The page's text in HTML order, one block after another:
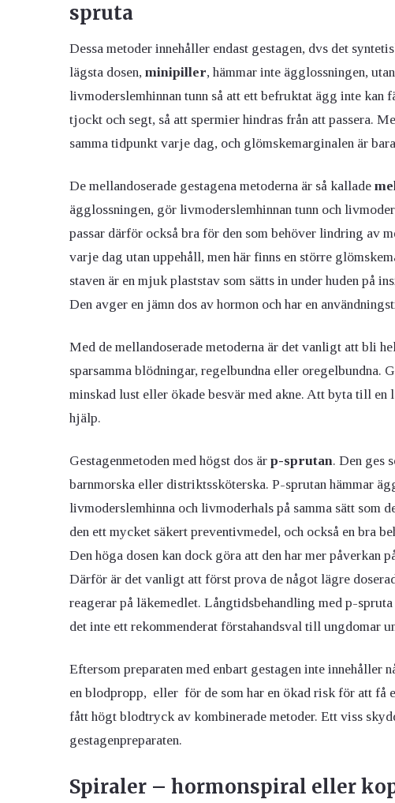
spruta
Dessa metoder innehåller endast gestagen, dvs det
lägsta dosen, minipiller, hämmar inte ägglossningen,
livmoderslemhinnan tunn så att ett befruktat ägg inte
tjockt och segt, så att spermier hindras från att passera.
samma tidpunkt varje dag, och glömskemarginalen är
De mellandoserade gestagena metoderna är så kallade
ägglossningen, gör livmoderslemhinnan tunn och
passar därför också bra för den som behöver lindring av
varje dag utan uppehåll, men här finns en större
staven är en mjuk plaststav som sätts in under huden på
Den avger en jämn dos av hormon och har en
Med de mellandoserade metoderna är det vanligt att bli
sparsamma blödningar, regelbundna eller oregelbundna.
minskad lust eller ökade besvär med akne. Att byta till
hjälp.
Gestagenmetoden med högst dos är p-sprutan. Den ges
barnmorska eller distriktssköterska. P-sprutan hämmar
livmoderslemhinna och livmoderhals på samma sätt som
den ett mycket säkert preventivmedel, och också en bra
Den höga dosen kan dock göra att den har mer påverkan
Därför är det vanligt att först prova de något lägre
reagerar på läkemedlet. Långtidsbehandling med p-
det inte ett rekommenderat förstahandsval till ungdomar
Eftersom preparaten med enbart gestagen inte innehåller
en blodpropp, eller för de som har en ökad risk för att få
fått högt blodtryck av kombinerade metoder. Ett viss
gestagenpreparaten.
Spiraler – hormonspiral eller